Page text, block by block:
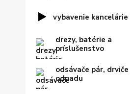
vybavenie kancelárie
drezy, batérie a
príslušenstvo
odsávače pár, drviče
odpadu